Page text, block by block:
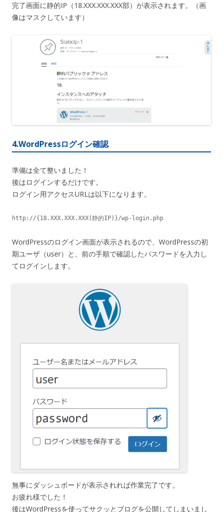
完了画面に静的IP（18.XXX.XXX.XXX部）が表示されます。（画
像はマスクしています）
4.WordPressログイン確認
準備は全て整いました！
後はログインするだけです。
ログイン用アクセスURLは以下になります。
http://{18.XXX.XXX.XXX(静的IP)}/wp-login.php
WordPressのログイン画面が表示されるので、WordPressの初
期ユーザ（user）と、前の手順で確認したパスワードを入力し
てログインします。
無事にダッシュボードが表示されれば作業完了です。
お疲れ様でした！
後はWordPressを使ってサクッとブログを公開してしまいまし